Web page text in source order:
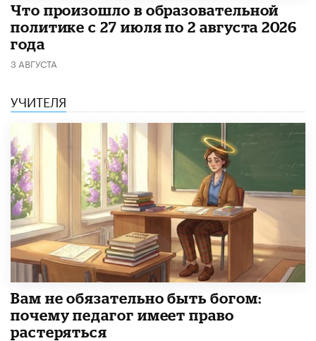
​Что произошло в образовательной
политике с 27 июля по 2 августа 2026
года
3 АВГУСТА
УЧИТЕЛЯ
​Вам не обязательно быть богом:
почему педагог имеет право
растеряться